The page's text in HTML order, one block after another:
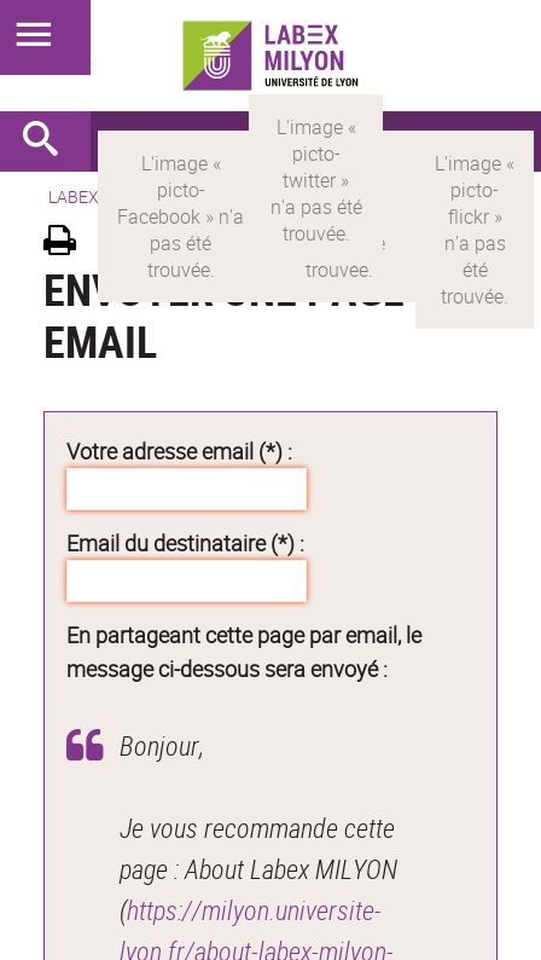
LABEX > LABEX MILYON
ENVOYER UNE PAGE PAR
EMAIL
Votre adresse email (*) :
Email du destinataire (*) :
En partageant cette page par email, le
message ci-dessous sera envoyé :
Bonjour,
Je vous recommande cette
page : About Labex MILYON
(https://milyon.universite-
lyon.fr/about-labex-milyon-